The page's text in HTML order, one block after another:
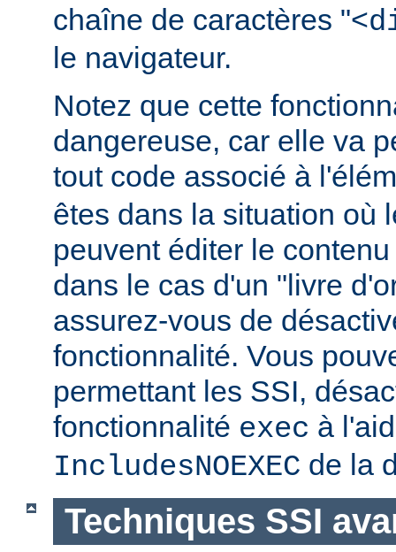
chaîne de caractères "<
le navigateur.
Notez que cette
dangereuse, car elle va
tout code associé à
êtes dans la situation où
peuvent éditer le
dans le cas d'un "livre
assurez-vous de
fonctionnalité. Vous
permettant les SSI,
fonctionnalité exec à
IncludesNOEXEC de la
Techniques SSI